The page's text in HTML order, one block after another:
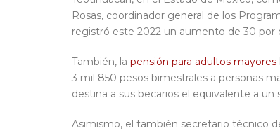
Rosas, coordinador general de los
registró este 2022 un aumento de 30 por
También, la pensión para adultos mayores
3 mil 850 pesos bimestrales a personas
destina a sus becarios el equivalente a
Asimismo, el también secretario técnico